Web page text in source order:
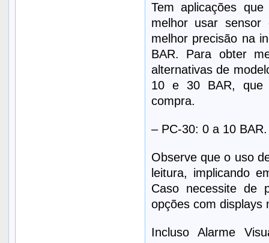
Tem aplicações
melhor usar
melhor precisão na
BAR. Para obter
alternativas de
10 e 30 BAR, que
compra.
– PC-30: 0 a 10 BAR.
Observe que o uso
leitura, implicando
Caso necessite de
opções com displays
Incluso Alarme